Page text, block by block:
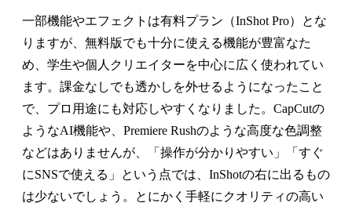
一部機能やエフェクトは有料プラン（InShot Pro）とな
りますが、無料版でも十分に使える機能が豊富なた
め、学生や個人クリエイターを中心に広く使われてい
ます。課金なしでも透かしを外せるようになったこと
で、プロ用途にも対応しやすくなりました。CapCutの
ようなAI機能や、Premiere Rushのような高度な色調整
などはありませんが、「操作が分かりやすい」「すぐ
にSNSで使える」という点では、InShotの右に出るもの
は少ないでしょう。とにかく手軽にクオリティの高い